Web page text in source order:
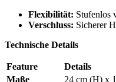
Flexibilität: Stufenlos
Verschluss: Sicherer
Technische Details
Feature
Details
Maße
24 cm (H) x